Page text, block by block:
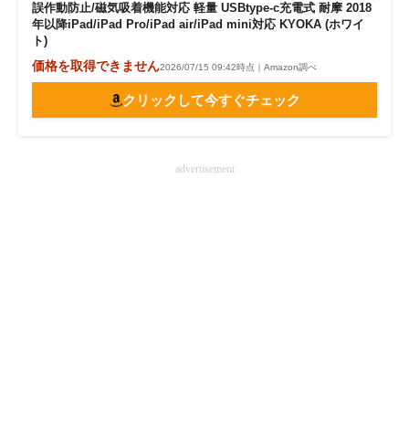
誤作動防止/磁気吸着機能対応 軽量 USBtype-c充電式 耐摩 2018
年以降iPad/iPad Pro/iPad air/iPad mini対応 KYOKA (ホワイ
ト)
価格を取得できません2026/07/15 09:42時点｜Amazon調べ
クリックして今すぐチェック
advertisement